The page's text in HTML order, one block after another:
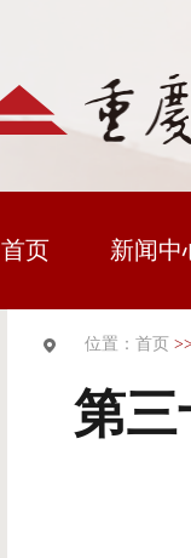
首页 新闻中
位置：首页
第